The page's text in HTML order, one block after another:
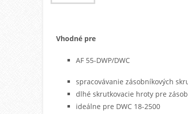
Vhodné pre
AF 55-DWP/DWC
spracovávanie zásobníkových
dlhé skrutkovacie hroty pre
ideálne pre DWC 18-2500